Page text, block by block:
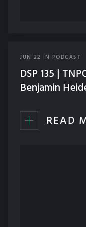
JUN 22 IN PODCAST
DSP 135 |
Benjamin
READ